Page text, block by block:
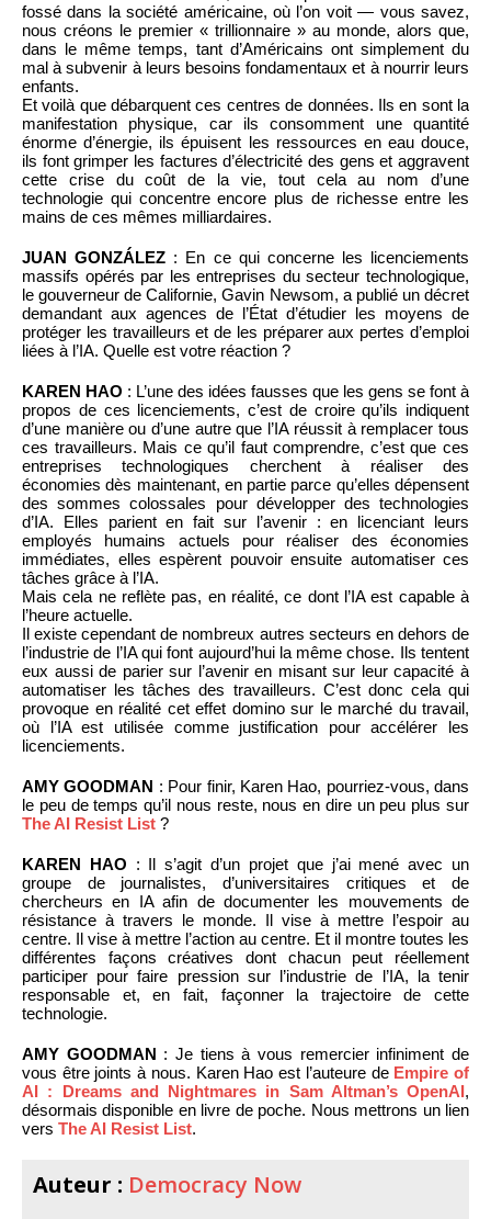
fossé dans la société américaine, où l’on voit — vous savez,
nous créons le premier « trillionnaire » au monde, alors que,
dans le même temps, tant d’Américains ont simplement du
mal à subvenir à leurs besoins fondamentaux et à nourrir leurs
enfants.
Et voilà que débarquent ces centres de données. Ils en sont la
manifestation physique, car ils consomment une quantité
énorme d’énergie, ils épuisent les ressources en eau douce,
ils font grimper les factures d’électricité des gens et aggravent
cette crise du coût de la vie, tout cela au nom d’une
technologie qui concentre encore plus de richesse entre les
mains de ces mêmes milliardaires.
JUAN GONZÁLEZ : En ce qui concerne les licenciements
massifs opérés par les entreprises du secteur technologique,
le gouverneur de Californie, Gavin Newsom, a publié un décret
demandant aux agences de l’État d’étudier les moyens de
protéger les travailleurs et de les préparer aux pertes d’emploi
liées à l’IA. Quelle est votre réaction ?
KAREN HAO : L’une des idées fausses que les gens se font à
propos de ces licenciements, c’est de croire qu’ils indiquent
d’une manière ou d’une autre que l’IA réussit à remplacer tous
ces travailleurs. Mais ce qu’il faut comprendre, c’est que ces
entreprises technologiques cherchent à réaliser des
économies dès maintenant, en partie parce qu’elles dépensent
des sommes colossales pour développer des technologies
d’IA. Elles parient en fait sur l’avenir : en licenciant leurs
employés humains actuels pour réaliser des économies
immédiates, elles espèrent pouvoir ensuite automatiser ces
tâches grâce à l’IA.
Mais cela ne reflète pas, en réalité, ce dont l’IA est capable à
l’heure actuelle.
Il existe cependant de nombreux autres secteurs en dehors de
l’industrie de l’IA qui font aujourd’hui la même chose. Ils tentent
eux aussi de parier sur l’avenir en misant sur leur capacité à
automatiser les tâches des travailleurs. C’est donc cela qui
provoque en réalité cet effet domino sur le marché du travail,
où l’IA est utilisée comme justification pour accélérer les
licenciements.
AMY GOODMAN : Pour finir, Karen Hao, pourriez-vous, dans
le peu de temps qu’il nous reste, nous en dire un peu plus sur
The AI Resist List ?
KAREN HAO : Il s’agit d’un projet que j’ai mené avec un
groupe de journalistes, d’universitaires critiques et de
chercheurs en IA afin de documenter les mouvements de
résistance à travers le monde. Il vise à mettre l’espoir au
centre. Il vise à mettre l’action au centre. Et il montre toutes les
différentes façons créatives dont chacun peut réellement
participer pour faire pression sur l’industrie de l’IA, la tenir
responsable et, en fait, façonner la trajectoire de cette
technologie.
AMY GOODMAN : Je tiens à vous remercier infiniment de
vous être joints à nous. Karen Hao est l’auteure de Empire of
AI : Dreams and Nightmares in Sam Altman’s OpenAI,
désormais disponible en livre de poche. Nous mettrons un lien
vers The AI Resist List.
Auteur : Democracy Now